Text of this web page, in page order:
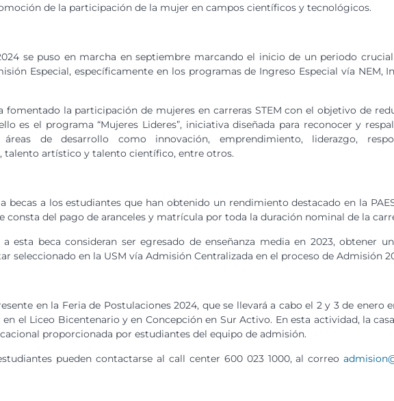
de la participación de la mujer en campos científicos y tecnológicos.
se puso en marcha en septiembre marcando el inicio de un periodo
Especial, específicamente en los programas de Ingreso Especial vía
fomentado la participación de mujeres en carreras STEM con el objetivo de
es el programa “Mujeres Lideres”, iniciativa diseñada para reconocer y
de desarrollo como innovación, emprendimiento, liderazgo,
talento artístico y talento científico, entre otros.
becas a los estudiantes que han obtenido un rendimiento destacado en la
consta del pago de aranceles y matrícula por toda la duración nominal de la
esta beca consideran ser egresado de enseñanza media en 2023, obtener
seleccionado en la USM vía Admisión Centralizada en el proceso de Admisión
en la Feria de Postulaciones 2024, que se llevará a cabo el 2 y 3 de
en el Liceo Bicentenario y en Concepción en Sur Activo. En esta actividad, la
proporcionada por estudiantes del equipo de admisión.
pueden contactarse al call center 600 023 1000, al correo